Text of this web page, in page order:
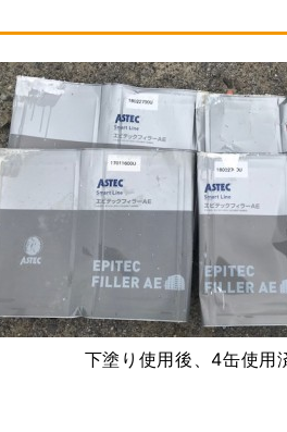
下塗り使用後、4缶使用